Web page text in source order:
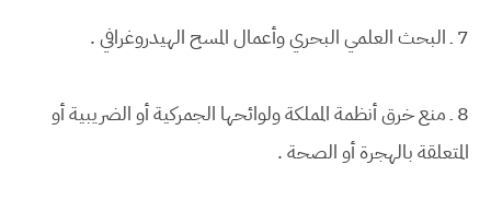
7 ـ البحث العلمي البحري وأعمال المسح الهيدروغرافي .
8 ـ منع خرق أنظمة المملكة ولوائحها الجمركية أو الضريبية أو
المتعلقة بالهجرة أو الصحة .